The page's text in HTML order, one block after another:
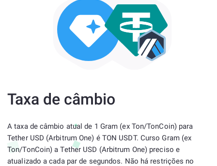
Taxa de câmbio
A taxa de câmbio atual de 1 Gram (ex Ton/TonCoin) para
Tether USD (Arbitrum One) é TON USDT. Curso Gram (ex
Ton/TonCoin) a Tether USD (Arbitrum One) preciso e
atualizado a cada par de segundos. Não há restrições no